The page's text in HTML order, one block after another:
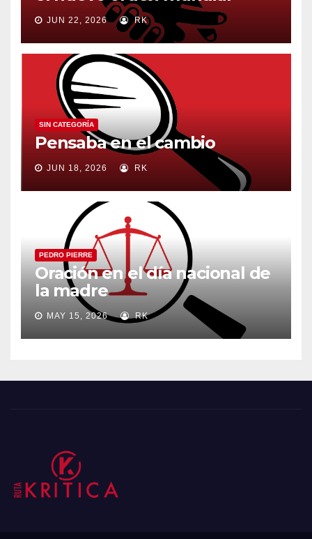
JUN 22, 2026 RK
SIN CATEGORÍA
Pensaba en el cambio
JUN 18, 2026 RK
PEDRO PIERRE
Oración en el día nacional de
la madre
MAY 15, 2026 RK